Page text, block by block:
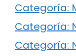
Categoría:
Categoría:
Categoría: